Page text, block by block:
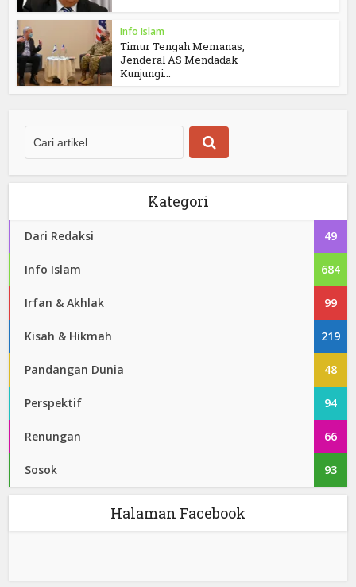
Info Islam
Timur Tengah Memanas,
Jenderal AS Mendadak
Kunjungi...
Kategori
Dari Redaksi 49
Info Islam 684
Irfan & Akhlak 99
Kisah & Hikmah 219
Pandangan Dunia 48
Perspektif 94
Renungan 66
Sosok 93
Halaman Facebook